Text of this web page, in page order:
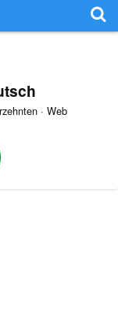
· Web